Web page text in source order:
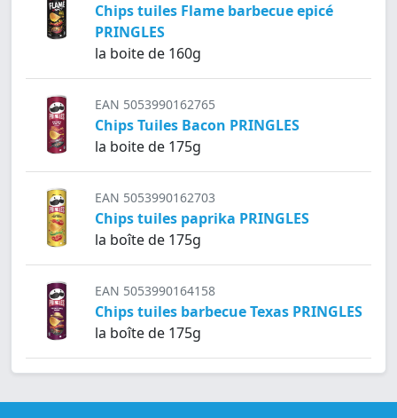
Chips tuiles Flame barbecue epicé
PRINGLES
la boite de 160g
EAN 5053990162765
Chips Tuiles Bacon PRINGLES
la boite de 175g
EAN 5053990162703
Chips tuiles paprika PRINGLES
la boîte de 175g
EAN 5053990164158
Chips tuiles barbecue Texas PRINGLES
la boîte de 175g